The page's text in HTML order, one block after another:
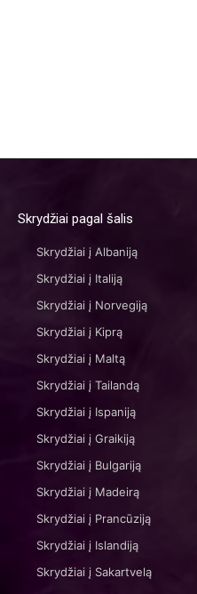
Skrydžiai pagal šalis
Skrydžiai į Albaniją
Skrydžiai į Italiją
Skrydžiai į Norvegiją
Skrydžiai į Kiprą
Skrydžiai į Maltą
Skrydžiai į Tailandą
Skrydžiai į Ispaniją
Skrydžiai į Graikiją
Skrydžiai į Bulgariją
Skrydžiai į Madeirą
Skrydžiai į Prancūziją
Skrydžiai į Islandiją
Skrydžiai į Sakartvelą